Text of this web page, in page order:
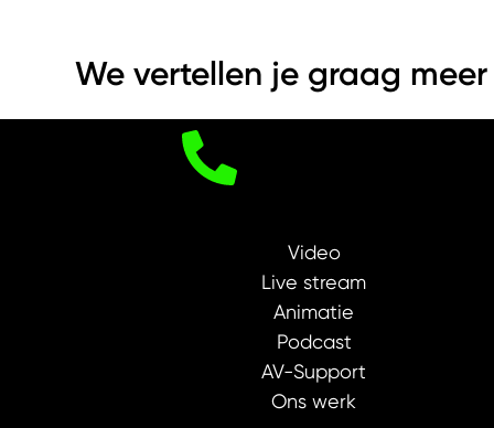
We vertellen je graag meer
Video
Live stream
Animatie
Podcast
AV-Support
Ons werk